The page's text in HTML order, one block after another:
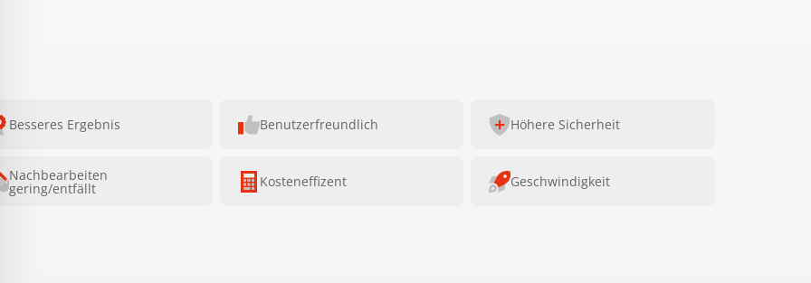
Besseres Ergebnis Benutzerfreundlich Höhere Sicherheit
Nachbearbeiten
gering/entfällt Kosteneffizent Geschwindigkeit